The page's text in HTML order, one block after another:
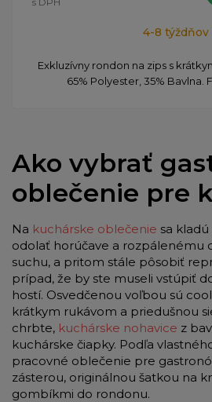
4-8 týždňov
​Exkluzívny rondon na zips s
65% Polyester, 35% Bavlna.
Ako vybrať
oblečenie pre
Na kuchárske oblečenie sa
odolať horúčave a rozpálenému
suchu, a pritom stále pôsobiť
prípad, že by ste museli vstúpiť
hostí. Osvedčenou voľbou sú
krátkym rukávom a priedušnou
chrbte, kuchárske nohavice z
kuchárske čiapky. Podľa
pracovné oblečenie pre
zásterou, originálnou šatkou na
gombíkmi do rondonu.